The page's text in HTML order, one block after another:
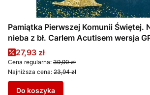
Pamiątka Pierwszej Komunii Świętej.
nieba z bł. Carlem
Cena promocyjna
27,93 zł
Cena regularna: 39,90 zł
Najniższa cena: 23,94 zł
Do koszyka